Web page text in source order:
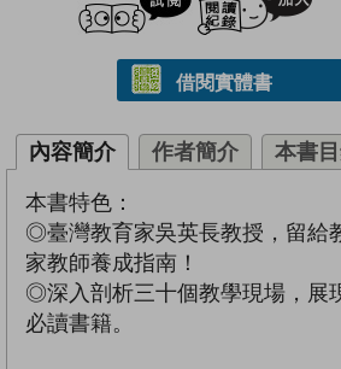
借閱實體書
內容簡介 作者簡介 本書
本書特色：
◎臺灣教育家吳英長教授，留給
家教師養成指南！
◎深入剖析三十個教學現場，展
必讀書籍。